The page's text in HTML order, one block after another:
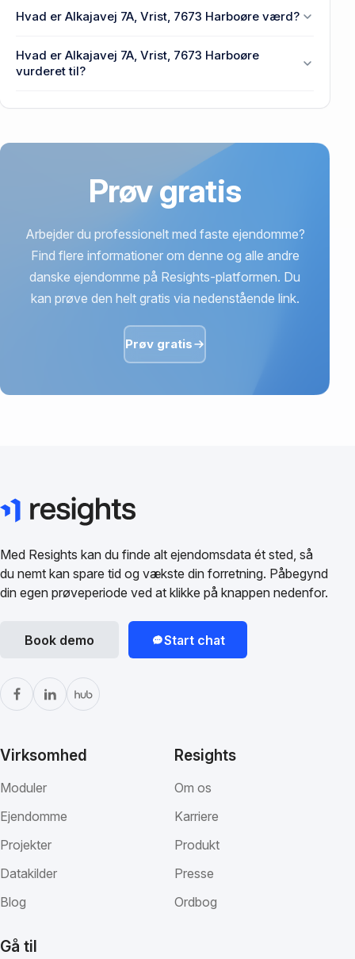
Hvad er Alkajavej 7A, Vrist, 7673 Harboøre værd?
Harboøre senest blev handlet i 2021.
Hvad er Alkajavej 7A, Vrist, 7673 Harboøre
vurderet til?
Prøv gratis
Arbejder du professionelt med faste ejendomme?
Find flere informationer om denne og alle andre
danske ejendomme på Resights-platformen. Du
kan prøve den helt gratis via nedenstående link.
Prøv gratis
Med Resights kan du finde alt ejendomsdata ét sted, så
du nemt kan spare tid og vækste din forretning. Påbegynd
din egen prøveperiode ved at klikke på knappen nedenfor.
Book demo Start chat
Virksomhed
Moduler
Ejendomme
Projekter
Datakilder
Blog
Resights
Om os
Karriere
Produkt
Presse
Ordbog
Gå til